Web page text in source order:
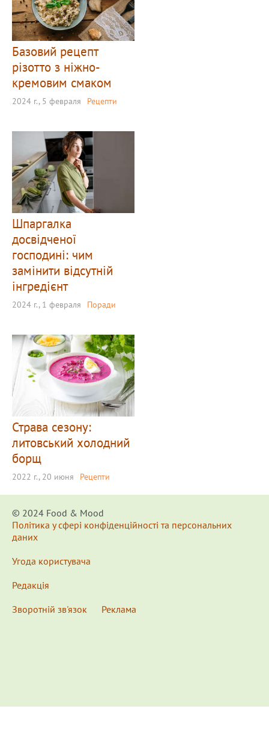
Базовий рецепт
різотто з ніжно-
кремовим смаком
2024 г., 5 февраля Рецепти
Шпаргалка
досвідченої
господині: чим
замінити відсутній
інгредієнт
2024 г., 1 февраля Поради
Страва сезону:
литовський холодний
борщ
2022 г., 20 июня Рецепти
© 2024 Food & Мood
Політика у сфері конфіденційності та персональних
даних
Угода користувача
Редакція
Зворотній зв'язок
Реклама